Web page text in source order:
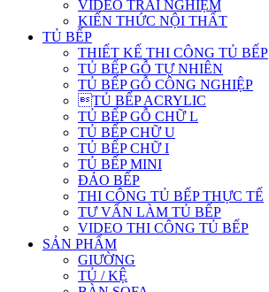
VIDEO TRẢI NGHIỆM
KIẾN THỨC NỘI THẤT
TỦ BẾP
THIẾT KẾ THI CÔNG TỦ BẾP
TỦ BẾP GỖ TỰ NHIÊN
TỦ BẾP GỖ CÔNG NGHIỆP
TỦ BẾP ACRYLIC
TỦ BẾP GỖ CHỮ L
TỦ BẾP CHỮ U
TỦ BẾP CHỮ I
TỦ BẾP MINI
ĐẢO BẾP
THI CÔNG TỦ BẾP THỰC TẾ
TƯ VẤN LÀM TỦ BẾP
VIDEO THI CÔNG TỦ BẾP
SẢN PHẨM
GIƯỜNG
TỦ / KỆ